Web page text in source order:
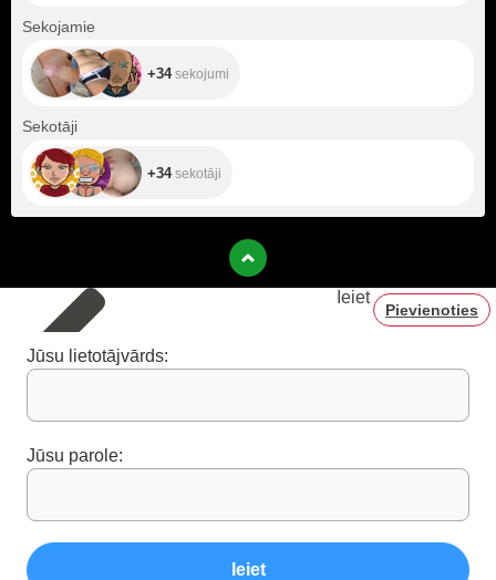
Sekojamie
+34sekojumi
Sekotāji
+34sekotāji
Ieiet
Pievienoties
Jūsu lietotājvārds:
Jūsu parole:
Ieiet